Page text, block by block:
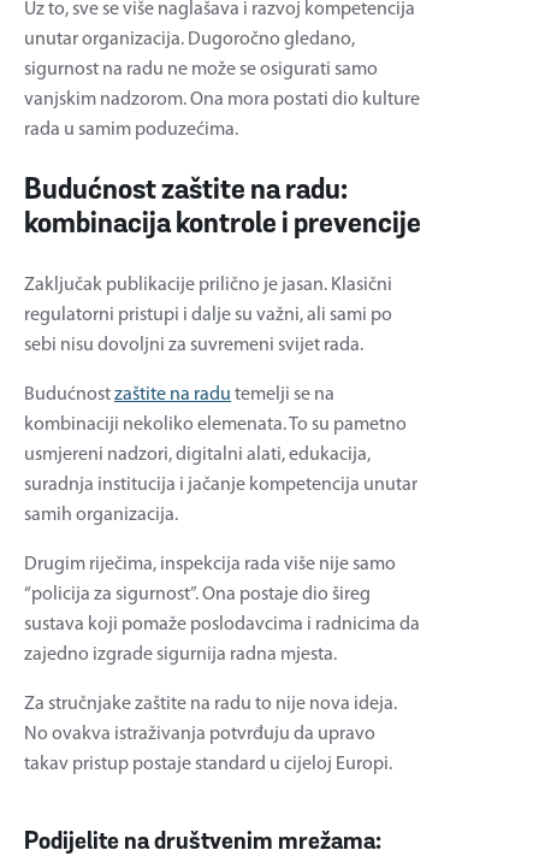
Uz to, sve se više naglašava i razvoj kompetencija
unutar organizacija. Dugoročno gledano,
sigurnost na radu ne može se osigurati samo
vanjskim nadzorom. Ona mora postati dio kulture
rada u samim poduzećima.
Budućnost zaštite na radu:
kombinacija kontrole i prevencije
Zaključak publikacije prilično je jasan. Klasični
regulatorni pristupi i dalje su važni, ali sami po
sebi nisu dovoljni za suvremeni svijet rada.
Budućnostzaštite na radu temelji se na
kombinaciji nekoliko elemenata. To su pametno
usmjereni nadzori, digitalni alati, edukacija,
suradnja institucija i jačanje kompetencija unutar
samih organizacija.
Drugim riječima, inspekcija rada više nije samo
“policija za sigurnost”. Ona postaje dio šireg
sustava koji pomaže poslodavcima i radnicima da
zajedno izgrade sigurnija radna mjesta.
Za stručnjake zaštite na radu to nije nova ideja.
No ovakva istraživanja potvrđuju da upravo
takav pristup postaje standard u cijeloj Europi.
Podijelite na društvenim mrežama: